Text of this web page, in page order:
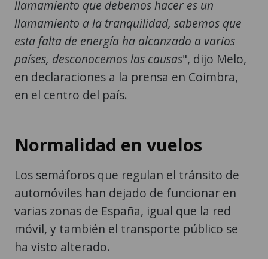
llamamiento que debemos hacer es un
llamamiento a la tranquilidad, sabemos que
esta falta de energía ha alcanzado a varios
países, desconocemos las causas", dijo Melo,
en declaraciones a la prensa en Coimbra,
en el centro del país.
Normalidad en vuelos
Los semáforos que regulan el tránsito de
automóviles han dejado de funcionar en
varias zonas de España, igual que la red
móvil, y también el transporte público se
ha visto alterado.